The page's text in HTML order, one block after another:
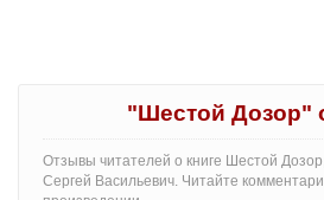
"Шестой Дозор"
Отзывы читателей о книге Шестой
Сергей Васильевич. Читайте